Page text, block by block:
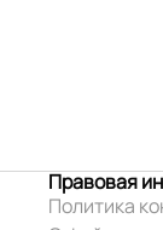
Правовая
Политика